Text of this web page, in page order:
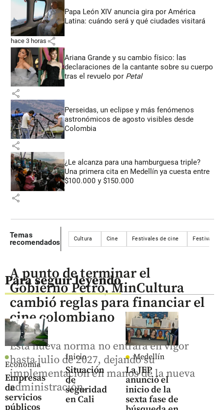
Papa León XIV anuncia gira por América
Latina: cuándo será y qué ciudades visitará
hace 3 horas share
Ariana Grande y su cambio físico: las
declaraciones de la cantante sobre su cuerpo
tras el revuelo por Petal
share
Perseidas, un eclipse y más fenómenos
astronómicos de agosto visibles desde
Colombia
share
¿Le alcanza para una hamburguesa triple?
Una primera cita en Medellín ya cuesta entre
$100.000 y $150.000
share
Temas
recomendados
Cultura Cine Festivales de cine Festival
Para seguir leyendo
Economía
Empresas
de
servicios
públicos
Inicio
Situación
de
seguridad
en Cali
Medellín
La JEP
anunció el
inicio de la
sexta fase de
A punto de terminar el
Gobierno Petro, MinCultura
cambió reglas para financiar el
cine colombiano
Esta nueva norma no entrará en vigor
hasta julio de 2027, dejando su
implementación en manos de la nueva
administración.